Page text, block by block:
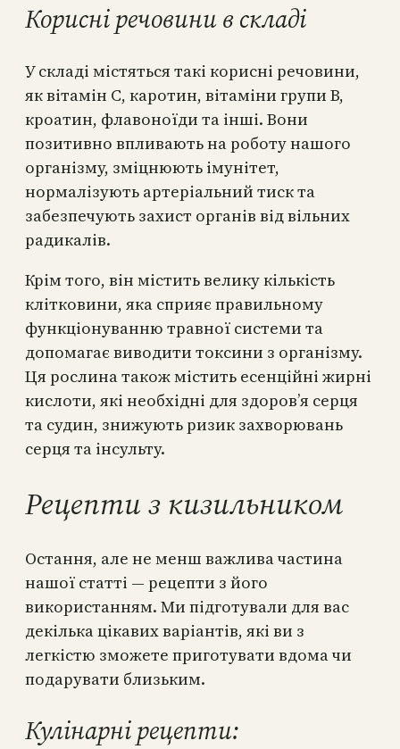
Корисні речовини в складі
У складі містяться такі корисні речовини,
як вітамін С, каротин, вітаміни групи В,
кроатин, флавоноїди та інші. Вони
позитивно впливають на роботу нашого
організму, зміцнюють імунітет,
нормалізують артеріальний тиск та
забезпечують захист органів від вільних
радикалів.
Крім того, він містить велику кількість
клітковини, яка сприяє правильному
функціонуванню травної системи та
допомагає виводити токсини з організму.
Ця рослина також містить есенційні жирні
кислоти, які необхідні для здоров’я серця
та судин, знижують ризик захворювань
серця та інсульту.
Рецепти з кизильником
Остання, але не менш важлива частина
нашої статті — рецепти з його
використанням. Ми підготували для вас
декілька цікавих варіантів, які ви з
легкістю зможете приготувати вдома чи
подарувати близьким.
Кулінарні рецепти: